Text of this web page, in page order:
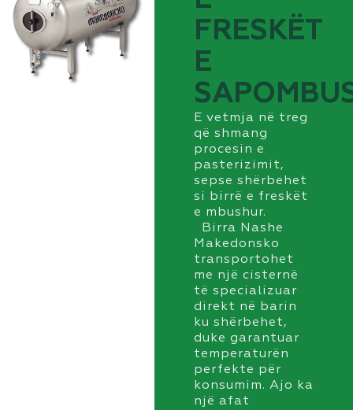
FRESKËT
Е
E vetmja në treg
që shmang
procesin e
pasterizimit,
sepse shërbehet
si birrë e freskët
e mbushur.
Birra Nashe
Makedonsko
transportohet
me një cisternë
të specializuar
direkt në barin
ku shërbehet,
duke garantuar
temperaturën
perfekte për
konsumim. Ajo ka
një afat